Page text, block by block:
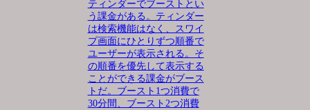
ティンダーでブーストとい
う課金がある。ティンダー
は検索機能はなく、スワイ
プ画面にひとりずつ順番で
ユーザーが表示される。そ
の順番を優先して表示する
ことができる課金がブース
トだ。ブースト1つ消費で
30分間、ブースト2つ消費